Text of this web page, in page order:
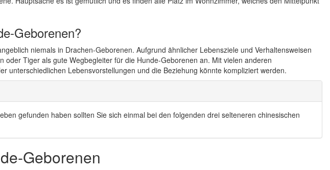
Geborenen?
niemals in Drachen-Geborenen. Aufgrund ähnlicher Lebensziele und Verhaltensweisen
oder Tiger als gute Wegbegleiter für die Hunde-Geborenen an. Mit vielen anderen
unterschiedlichen Lebensvorstellungen und die Beziehung könnte kompliziert werden.
gefunden haben sollten Sie sich einmal bei den folgenden drei selteneren chinesischen
Geborenen